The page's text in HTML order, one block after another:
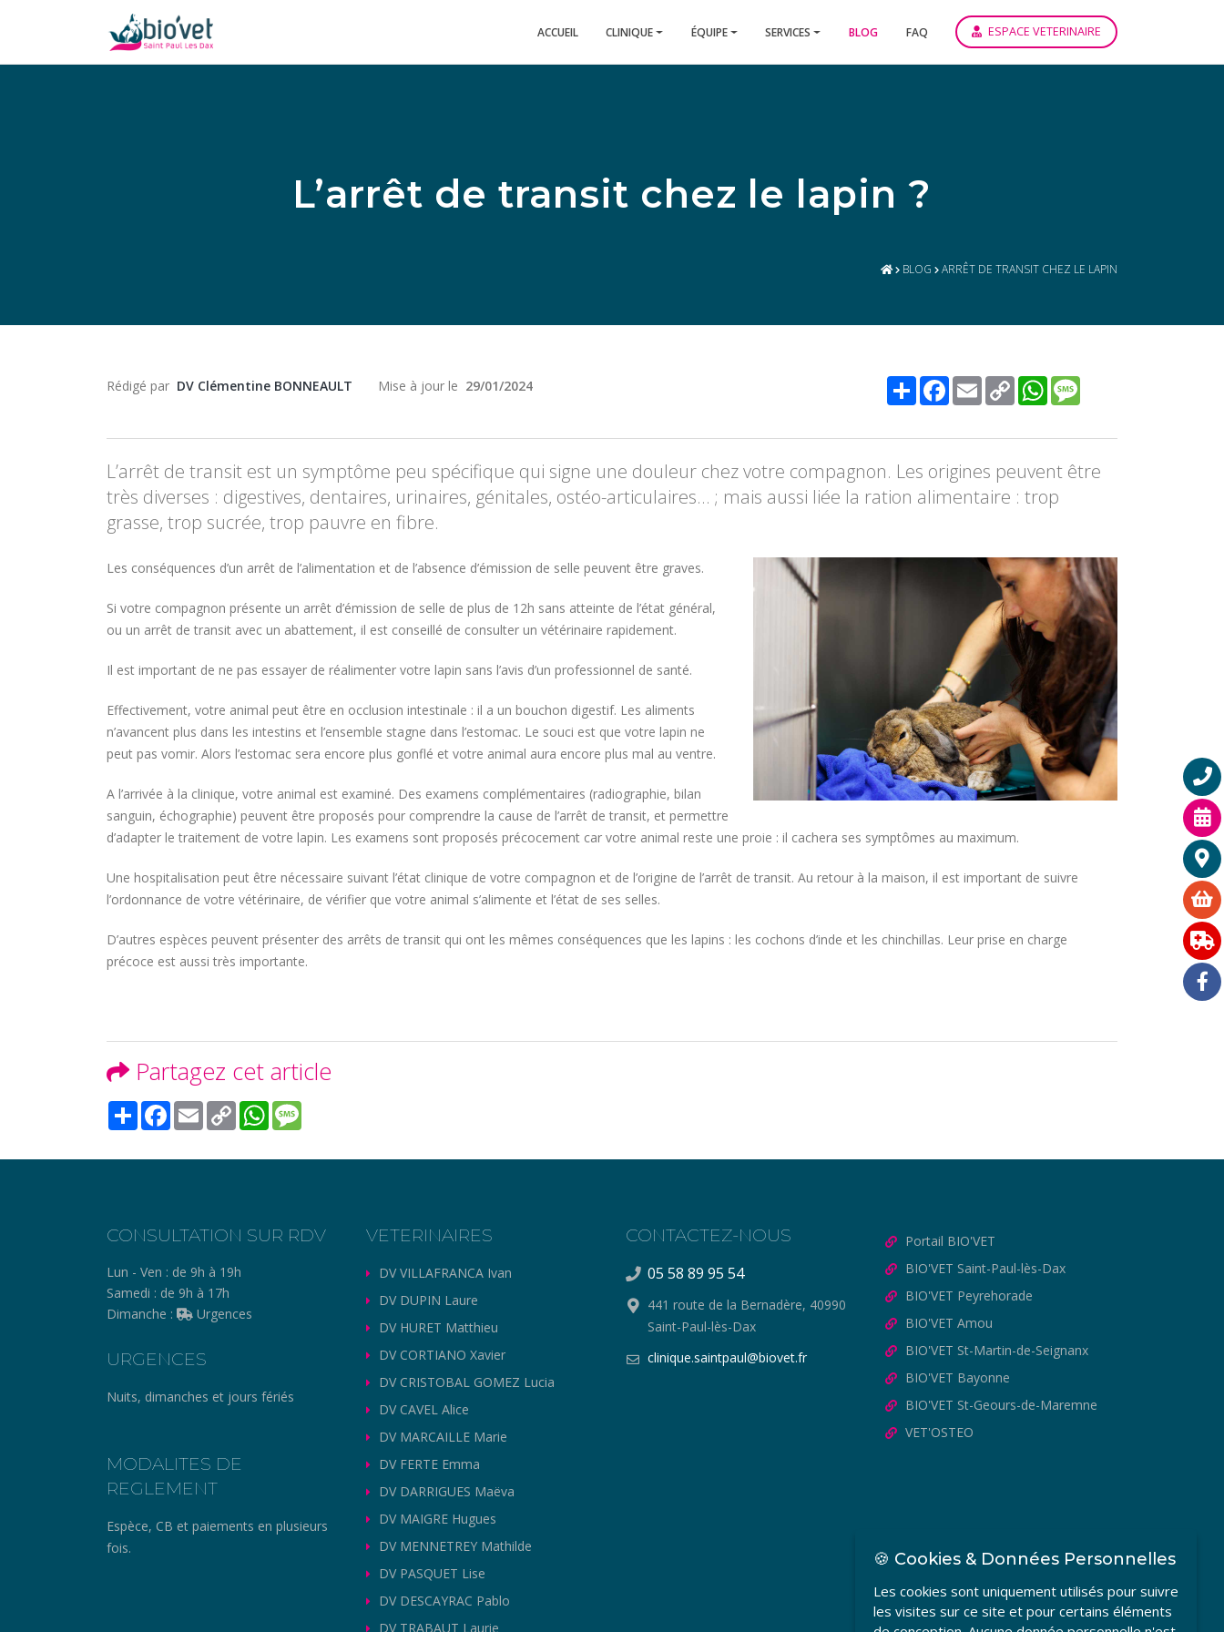
ACCUEIL CLINIQUE ÉQUIPE SERVICES BLOG FAQ ESPACE VETERINAIRE
L’arrêt de transit chez le lapin ?
BLOG ARRÊT DE TRANSIT CHEZ LE LAPIN
Rédigé par DV Clémentine BONNEAULT Mise à jour le 29/01/2024 Share Facebook
Email Copy
Link
WhatsApp
L’arrêt de transit est un symptôme peu spécifique qui signe une douleur chez votre compagnon. Les origines peuvent être
très diverses : digestives, dentaires, urinaires, génitales, ostéo-articulaires… ; mais aussi liée la ration alimentaire : trop
grasse, trop sucrée, trop pauvre en fibre.
Les conséquences d’un arrêt de l’alimentation et de l’absence d’émission de selle peuvent être graves.
Si votre compagnon présente un arrêt d’émission de selle de plus de 12h sans atteinte de l’état général,
ou un arrêt de transit avec un abattement, il est conseillé de consulter un vétérinaire rapidement.
Il est important de ne pas essayer de réalimenter votre lapin sans l’avis d’un professionnel de santé.
Effectivement, votre animal peut être en occlusion intestinale : il a un bouchon digestif. Les aliments
n’avancent plus dans les intestins et l’ensemble stagne dans l’estomac. Le souci est que votre lapin ne
peut pas vomir. Alors l’estomac sera encore plus gonflé et votre animal aura encore plus mal au ventre.
A l’arrivée à la clinique, votre animal est examiné. Des examens complémentaires (radiographie, bilan
sanguin, échographie) peuvent être proposés pour comprendre la cause de l’arrêt de transit, et permettre
d’adapter le traitement de votre lapin. Les examens sont proposés précocement car votre animal reste une proie : il cachera ses symptômes au maximum.
Une hospitalisation peut être nécessaire suivant l’état clinique de votre compagnon et de l’origine de l’arrêt de transit. Au retour à la maison, il est important de suivre
l’ordonnance de votre vétérinaire, de vérifier que votre animal s’alimente et l’état de ses selles.
D’autres espèces peuvent présenter des arrêts de transit qui ont les mêmes conséquences que les lapins : les cochons d’inde et les chinchillas. Leur prise en charge
précoce est aussi très importante.
Partagez cet article
Share Facebook
Email Copy
Link
WhatsApp
CONSULTATION SUR RDV
Lun - Ven : de 9h à 19h
Samedi : de 9h à 17h
Dimanche :
Urgences
URGENCES
Nuits, dimanches et jours fériés
MODALITES DE
REGLEMENT
Espèce, CB et paiements en plusieurs
fois.
VETERINAIRES
DV VILLAFRANCA Ivan
DV DUPIN Laure
DV HURET Matthieu
DV CORTIANO Xavier
DV CRISTOBAL GOMEZ Lucia
DV CAVEL Alice
DV MARCAILLE Marie
DV FERTE Emma
DV DARRIGUES Maëva
DV MAIGRE Hugues
DV MENNETREY Mathilde
DV PASQUET Lise
DV DESCAYRAC Pablo
DV TRABAUT Laurie
CONTACTEZ-NOUS
05 58 89 95 54
441 route de la Bernadère, 40990
Saint-Paul-lès-Dax
clinique.saintpaul@biovet.fr
Portail BIO'VET
BIO'VET Saint-Paul-lès-Dax
BIO'VET Peyrehorade
BIO'VET Amou
BIO'VET St-Martin-de-Seignanx
BIO'VET Bayonne
BIO'VET St-Geours-de-Maremne
VET'OSTEO
🍪 Cookies & Données Personnelles
Les cookies sont uniquement utilisés pour suivre
les visites sur ce site et pour certains éléments